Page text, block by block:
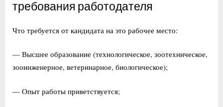
требования работодателя
Что требуется от кандидата на это рабочее место:
— Высшее образование (технологическое, зоотехническое,
зооинженерное, ветеринарное, биологическое);
— Опыт работы приветствуется;